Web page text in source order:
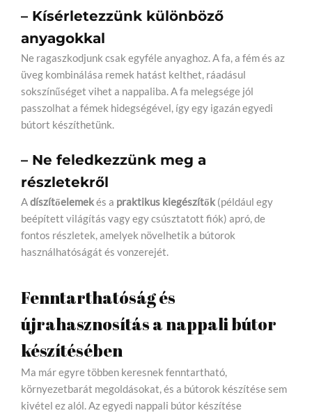
– Kísérletezzünk különböző
anyagokkal
Ne ragaszkodjunk csak egyféle anyaghoz. A fa, a fém és az
üveg kombinálása remek hatást kelthet, ráadásul
sokszínűséget vihet a nappaliba. A fa melegsége jól
passzolhat a fémek hidegségével, így egy igazán egyedi
bútort készíthetünk.
– Ne feledkezzünk meg a
részletekről
Adíszítőelemekés a praktikus kiegészítők (például egy
beépített világítás vagy egy csúsztatott fiók) apró, de
fontos részletek, amelyek növelhetik a bútorok
használhatóságát és vonzerejét.
Fenntarthatóság és
újrahasznosítás a nappali bútor
készítésében
Ma már egyre többen keresnek fenntartható,
környezetbarát megoldásokat, és a bútorok készítése sem
kivétel ez alól. Az egyedi nappali bútor készítése